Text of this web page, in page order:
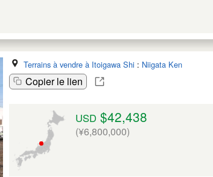
Terrains à vendre à Itoigawa Shi : Niigata Ken
Copier le lien
USD $42,438
(¥6,800,000)